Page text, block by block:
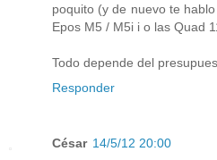
poquito (y de nuevo te
Epos M5 / M5i i o las Quad
Todo depende del
Responder
César 14/5/12 20:00